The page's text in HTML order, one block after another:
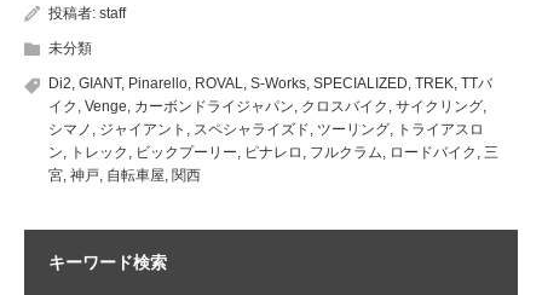
投稿者: staff
未分類
Di2, GIANT, Pinarello, ROVAL, S-Works, SPECIALIZED, TREK, TTバ
イク , Venge, カーボンドライジャパン, クロスバイク , サイクリング,
シマノ , ジャイアント , スペシャライズド, ツーリング, トライアスロ
ン, トレック , ビックプーリー, ピナレロ , フルクラム, ロードバイク , 三
宮, 神戸, 自転車屋, 関西
キーワード検索